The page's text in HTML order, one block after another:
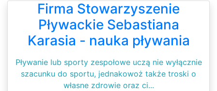
Firma Stowarzyszenie
Pływackie Sebastiana
Karasia - nauka pływania
Pływanie lub sporty zespołowe uczą nie wyłącznie
szacunku do sportu, jednakowoż także troski o
własne zdrowie oraz ci...